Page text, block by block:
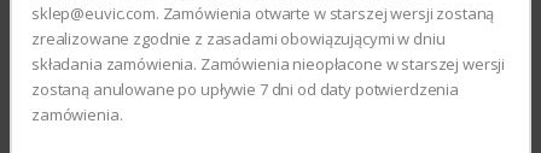
sklep@euvic.com. Zamówienia otwarte w starszej wersji zostaną
zrealizowane zgodnie z zasadami obowiązującymi w dniu
składania zamówienia. Zamówienia nieopłacone w starszej wersji
zostaną anulowane po upływie 7 dni od daty potwierdzenia
zamówienia.